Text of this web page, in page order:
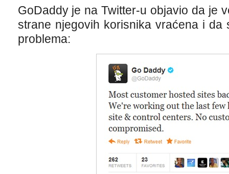
GoDaddy je na Twitter-u objavio da je
strane njegovih korisnika vraćena i da
problema: